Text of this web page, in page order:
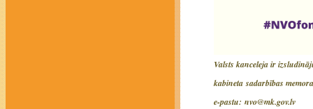
Valsts kanceleja ir
kabineta sadarbības
e-pastu: nvo@mk.gov.lv